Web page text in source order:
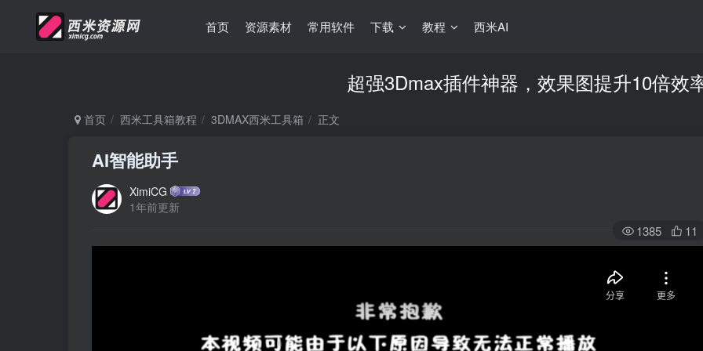
首页 资源素材 常用软件 下载 教程 西米AI
超强3Dmax插件神器，效果图提升10倍效
首页 西米工具箱教程 3DMAX西米工具箱 正文
AI智能助手
XimiCG
1年前更新
1385 11